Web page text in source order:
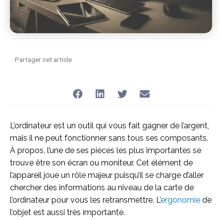
Partager cet article
L’ordinateur est un outil qui vous fait gagner de l’argent,
mais il ne peut fonctionner sans tous ses composants.
À propos, l’une de ses pièces les plus importantes se
trouve être son écran ou moniteur. Cet élément de
l’appareil joue un rôle majeur puisqu’il se charge d’aller
chercher des informations au niveau de la carte de
l’ordinateur pour vous les retransmettre. L’ergonomie de
l’objet est aussi très importante.